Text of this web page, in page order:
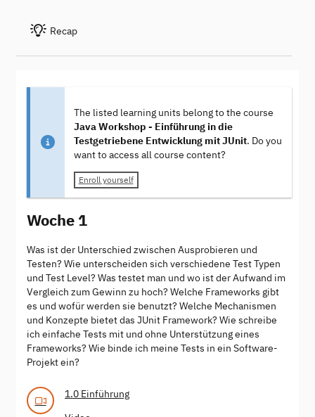
Recap
The listed learning units belong to the course
Java Workshop - Einführung in die
Testgetriebene Entwicklung mit JUnit. Do you
want to access all course content?
Enroll yourself
Woche 1
Was ist der Unterschied zwischen Ausprobieren und
Testen? Wie unterscheiden sich verschiedene Test Typen
und Test Level? Was testet man und wo ist der Aufwand im
Vergleich zum Gewinn zu hoch? Welche Frameworks gibt
es und wofür werden sie benutzt? Welche Mechanismen
und Konzepte bietet das JUnit Framework? Wie schreibe
ich einfache Tests mit und ohne Unterstützung eines
Frameworks? Wie binde ich meine Tests in ein Software-
Projekt ein?
1.0 Einführung